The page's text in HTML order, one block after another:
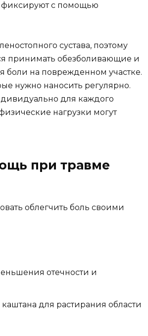
фиксируют с помощью
сустава, поэтому
принимать обезболивающие и
боли на поврежденном участке.
нужно наносить регулярно.
для каждого
нагрузки могут
при травме
облегчить боль своими
отечности и
для растирания области